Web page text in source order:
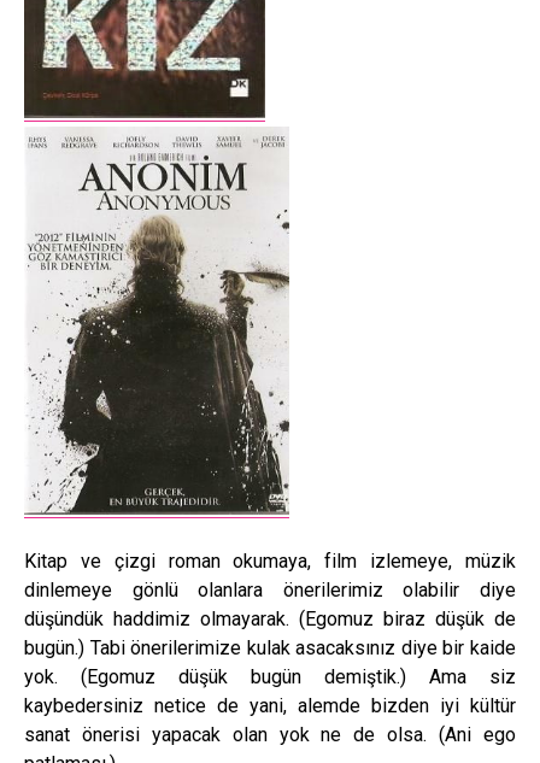
Kitap ve çizgi roman okumaya, film izlemeye, müzik
dinlemeye gönlü olanlara önerilerimiz olabilir diye
düşündük haddimiz olmayarak. (Egomuz biraz düşük de
bugün.) Tabi önerilerimize kulak asacaksınız diye bir kaide
yok. (Egomuz düşük bugün demiştik.) Ama siz
kaybedersiniz netice de yani, alemde bizden iyi kültür
sanat önerisi yapacak olan yok ne de olsa. (Ani ego